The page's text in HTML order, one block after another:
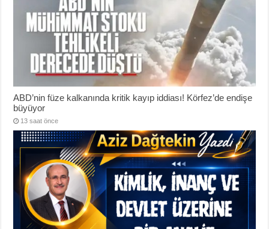
ABD’nin füze kalkanında kritik kayıp iddiası! Körfez’de endişe
büyüyor
13 saat önce